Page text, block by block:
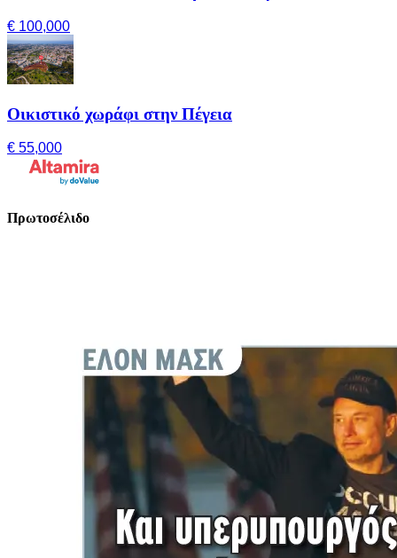
€ 100,000
Οικιστικό χωράφι στην Πέγεια
€ 55,000
Πρωτοσέλιδο